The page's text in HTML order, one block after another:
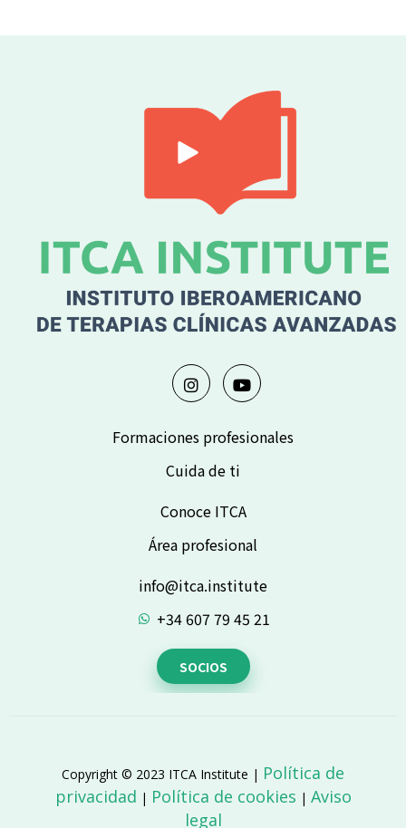
Formaciones profesionales
Cuida de ti
Conoce ITCA
Área profesional
info@itca.institute
+34 607 79 45 21
SOCIOS
Copyright © 2023 ITCA Institute | Política de
privacidad | Política de cookies | Aviso
legal